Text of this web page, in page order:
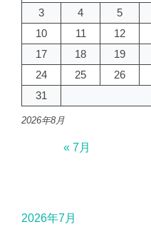
2026年8月
3
4 5
10
11 12
17
18 19
24
25 26
31
« 7月
2026年7月